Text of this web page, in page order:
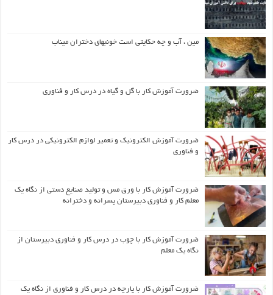
مین ، آب و چه حکایتی است خونبهای دختران میناب
ضرورت آموزش کار با گل و گیاه در درس کار و فناوری
ضرورت آموزش الکترونیک و تعمیر لوازم الکترونیکی در درس کار
و فناوری
ضرورت آموزش کار با ورق مس و تولید صنایع دستی از نگاه یک
معلم کار و فناوری دبیرستان پسرانه و دخترانه
ضرورت آموزش کار با چوب در درس کار و فناوری دبیرستان از
نگاه یک معلم
ضرورت آموزش کار با پارچه در درس کار و فناوری از نگاه یک